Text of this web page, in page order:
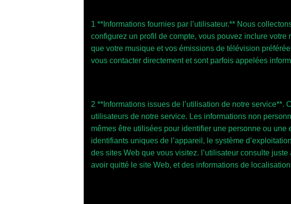
1 **Informations fournies par l’utilisateur.** Nous
configurez un profil de compte, vous pouvez inclure votre
que votre musique et vos émissions de télévision
vous contacter directement et sont parfois appelées
2 **Informations issues de l’utilisation de notre
utilisateurs de notre service. Les informations non
mêmes être utilisées pour identifier une personne ou
identifiants uniques de l’appareil, le système
des sites Web que vous visitez. l’utilisateur consulte
avoir quitté le site Web, et des informations de